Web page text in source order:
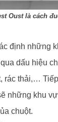
Oust là cách
định những
dấu hiệu
rác thải,…
những khu
chuột.